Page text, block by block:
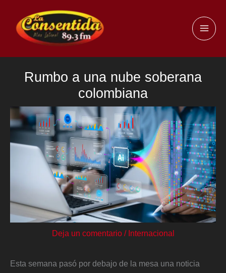
contenido
Rumbo a una nube soberana
colombiana
Deja un comentario / Internacional
Esta semana pasó por debajo de la mesa una noticia